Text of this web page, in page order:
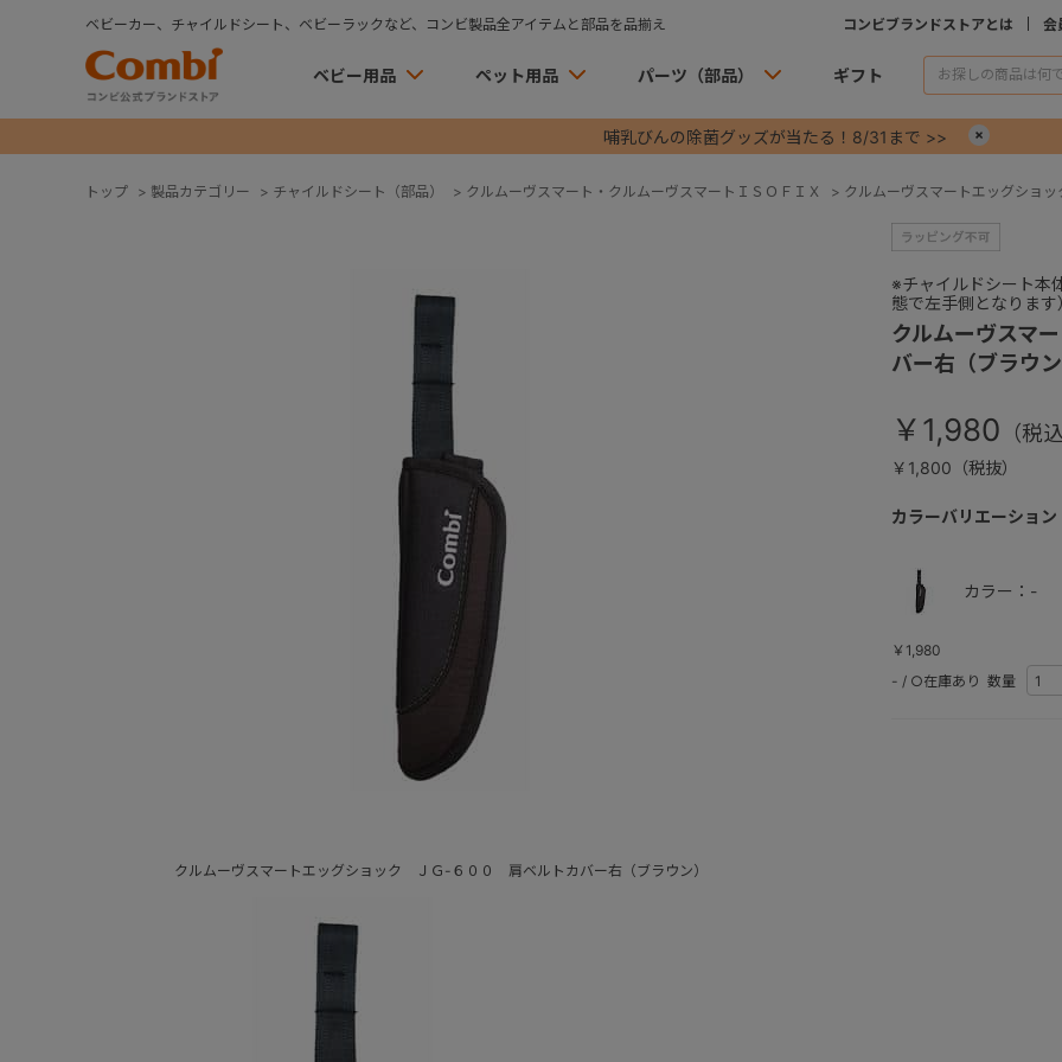
ベビーカー、チャイルドシート、ベビーラックなど、コンビ製品全アイテムと部品を品揃え コンビブランドストアとは 会
ベビー用品 ペット用品 パーツ（部品） ギフト
哺乳びんの除菌グッズが当たる！8/31まで >>
トップ > 製品カテゴリー > チャイルドシート（部品） > クルムーヴスマート・クルムーヴスマートＩＳＯＦＩＸ > クルムーヴスマートエッグショ
クルムーヴスマートエッグショック ＪＧ-６００ 肩ベルトカバー右（ブラウン）
※チャイルドシート本
態で左手側となります
クルムーヴスマ
バー右（ブラウン
￥1,980
￥1,800（税抜）
カラーバリエーション
カラー：-
￥1,980
- / ○在庫あり 数量